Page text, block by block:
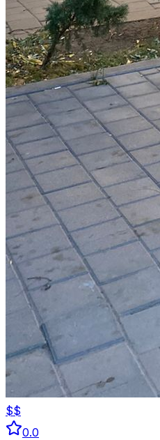
$$
0.0